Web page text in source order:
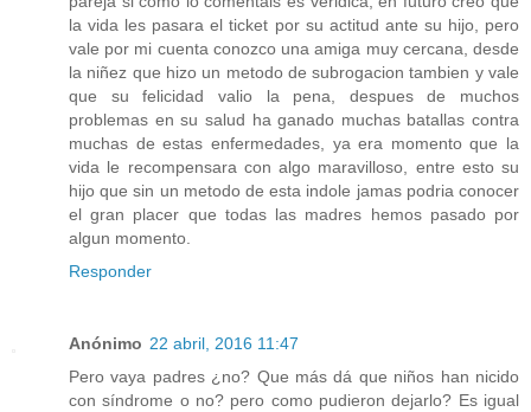
la vida les pasara el ticket por su actitud ante su hijo, pero
vale por mi cuenta conozco una amiga muy cercana, desde
la niñez que hizo un metodo de subrogacion tambien y vale
que su felicidad valio la pena, despues de muchos
problemas en su salud ha ganado muchas batallas contra
muchas de estas enfermedades, ya era momento que la
vida le recompensara con algo maravilloso, entre esto su
hijo que sin un metodo de esta indole jamas podria conocer
el gran placer que todas las madres hemos pasado por
algun momento.
Responder
Anónimo 22 abril, 2016 11:47
Pero vaya padres ¿no? Que más dá que niños han nicido
con síndrome o no? pero como pudieron dejarlo? Es igual